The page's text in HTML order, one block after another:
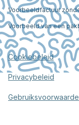
Voorbeeldfactuur
Voorbeeld van een
Cookiebeleid
Privacybeleid